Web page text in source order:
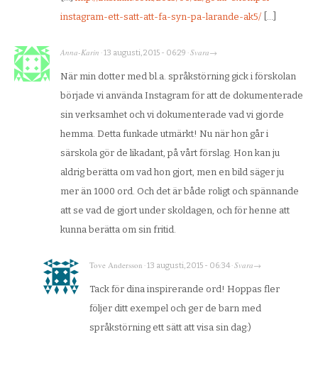
instagram-ett-satt-att-fa-syn-pa-larande-ak5/
Anna-Karin ·13 augusti, 2015 - 06:29 ·Svara→
När min dotter med bl.a. språkstörning gick i förskolan
började vi använda Instagram för att de dokumenterade
sin verksamhet och vi dokumenterade vad vi gjorde
hemma. Detta funkade utmärkt! Nu när hon går i
särskola gör de likadant, på vårt förslag. Hon kan ju
aldrig berätta om vad hon gjort, men en bild säger ju
mer än 1000 ord. Och det är både roligt och spännande
att se vad de gjort under skoldagen, och för henne att
kunna berätta om sin fritid.
Tove Andersson ·13 augusti, 2015 - 06:34 ·Svara→
Tack för dina inspirerande ord! Hoppas fler
följer ditt exempel och ger de barn med
språkstörning ett sätt att visa sin dag:)